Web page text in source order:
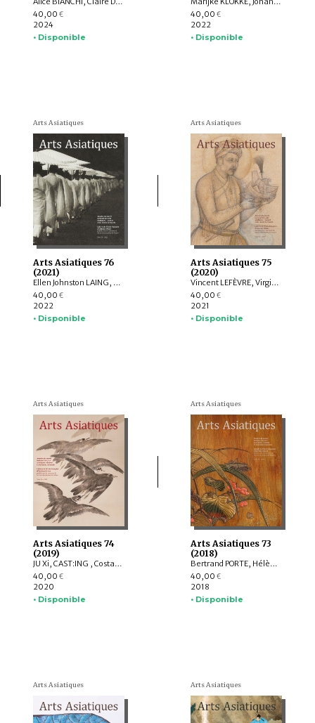
40,00 €
2024
• Disponible
40,00 €
2022
• Disponible
Arts Asiatiques
Arts Asiatiques 76
(2021)
Ellen Johnston LAING, Nicolas REVIRE, Nachiket CHANCHANI, Rajat SANYAL, Manuela MOSCATIELLO, Rolf GIEBEL, David C. ANDOLFATTO, Jessie PONS
40,00 €
2022
• Disponible
Arts Asiatiques
Arts Asiatiques 75
(2020)
Vincent LEFÈVRE, Virginie OLIVIER, Rolf Heinrich KOCH, Louise ROCHE, LIU Shi-yee , Lucie CHOPARD, Claire DÉLÉRY, Roberto GARDELLIN, Coline LEFRANCQ
40,00 €
2021
• Disponible
Arts Asiatiques
Arts Asiatiques 74
(2019)
JU Xi, CAST:ING , Costantino MORETTI, Delphine MULARD, YUET Heng Wong
40,00 €
2020
• Disponible
Arts Asiatiques
Arts Asiatiques 73
(2018)
Bertrand PORTE, Hélène NJOTO, Pierre SIMEON, Sylvain ROY, Eiren SHEA, Anita Xiaoming WANG, Léa SAINT-RAYMOND, Johan LEVILLAIN, Soyeon KIM, Lucie LABBE
40,00 €
2018
• Disponible
Arts Asiatiques Arts Asiatiques